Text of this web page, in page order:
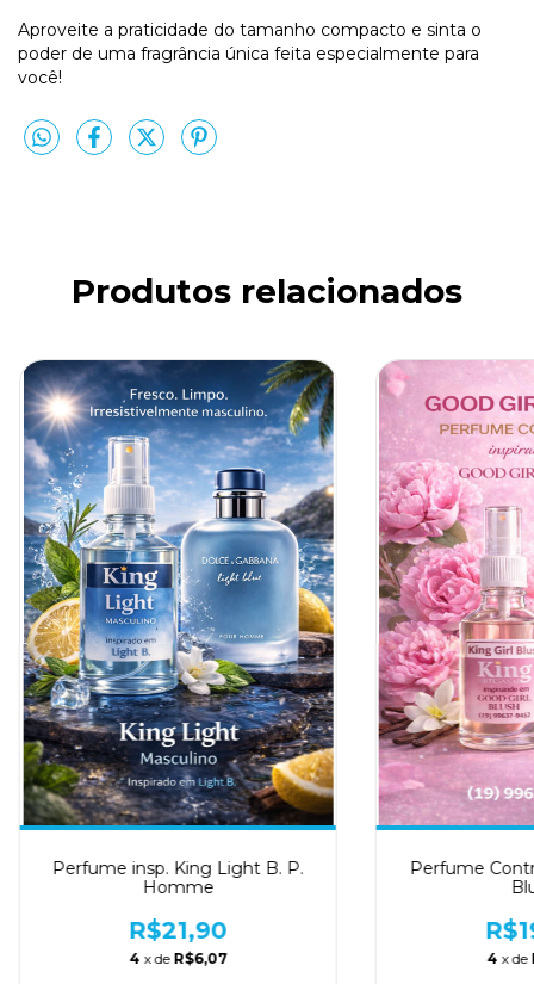
Aproveite a praticidade do tamanho compacto e sinta o
poder de uma fragrância única feita especialmente para
você!
Produtos relacionados
Perfume insp. King Light B. P.
Homme
R$21,90
4 x de R$6,07
Perfume
4 x de